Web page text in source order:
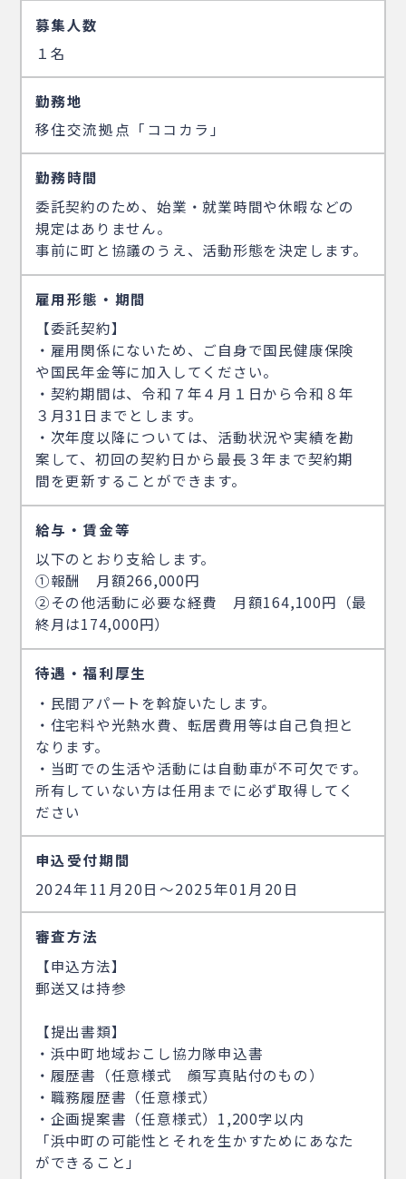
募集人数
１名
勤務地
移住交流拠点「ココカラ」
勤務時間
委託契約のため、始業・就業時間や休暇などの
規定はありません。
事前に町と協議のうえ、活動形態を決定します。
雇用形態・期間
【委託契約】
・雇用関係にないため、ご自身で国民健康保険
や国民年金等に加入してください。
・契約期間は、令和７年４月１日から令和８年
３月31日までとします。
・次年度以降については、活動状況や実績を勘
案して、初回の契約日から最長３年まで契約期
間を更新することができます。
給与・賃金等
以下のとおり支給します。
①報酬 月額266,000円
②その他活動に必要な経費 月額164,100円（最
終月は174,000円）
待遇・福利厚生
・民間アパートを斡旋いたします。
・住宅料や光熱水費、転居費用等は自己負担と
なります。
・当町での生活や活動には自動車が不可欠です。
所有していない方は任用までに必ず取得してく
ださい
申込受付期間
2024年11月20日〜2025年01月20日
審査方法
【申込方法】
郵送又は持参
【提出書類】
・浜中町地域おこし協力隊申込書
・履歴書（任意様式 顔写真貼付のもの）
・職務履歴書（任意様式）
・企画提案書（任意様式）1,200字以内
「浜中町の可能性とそれを生かすためにあなた
ができること」